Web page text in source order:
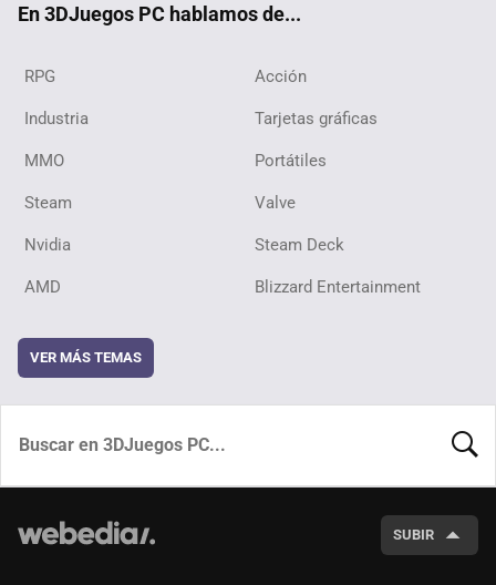
En 3DJuegos PC hablamos de...
RPG Acción
Industria Tarjetas gráficas
MMO Portátiles
Steam Valve
Nvidia Steam Deck
AMD Blizzard Entertainment
VER MÁS TEMAS
SUBIR